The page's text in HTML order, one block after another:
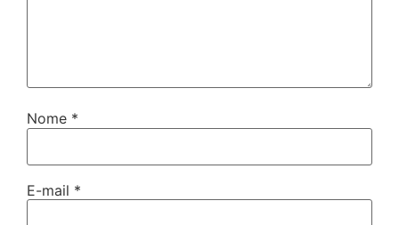
Nome *
E-mail *